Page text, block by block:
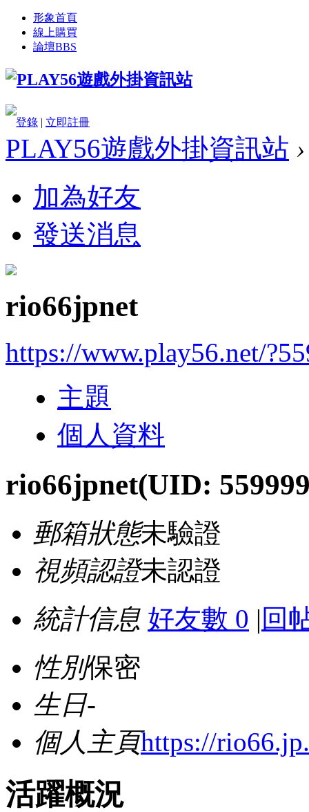
形象首頁
線上購買
論壇BBS
登錄 | 立即註冊
PLAY56遊戲外掛資訊站 ›
加為好友
發送消息
rio66jpnet
https://www.play56.net/
主題
個人資料
rio66jpnet(UID:
郵箱狀態未驗證
視頻認證未認證
統計信息 好友數 0 | 回
性別保密
生日-
個人主頁https://
活躍概況